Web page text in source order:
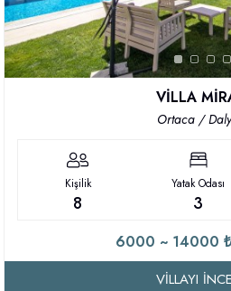
VİLLA
Ortaca /
Kişilik
8
Yatak Odası
3
6000 ~ 14000 ₺
VILLAYI